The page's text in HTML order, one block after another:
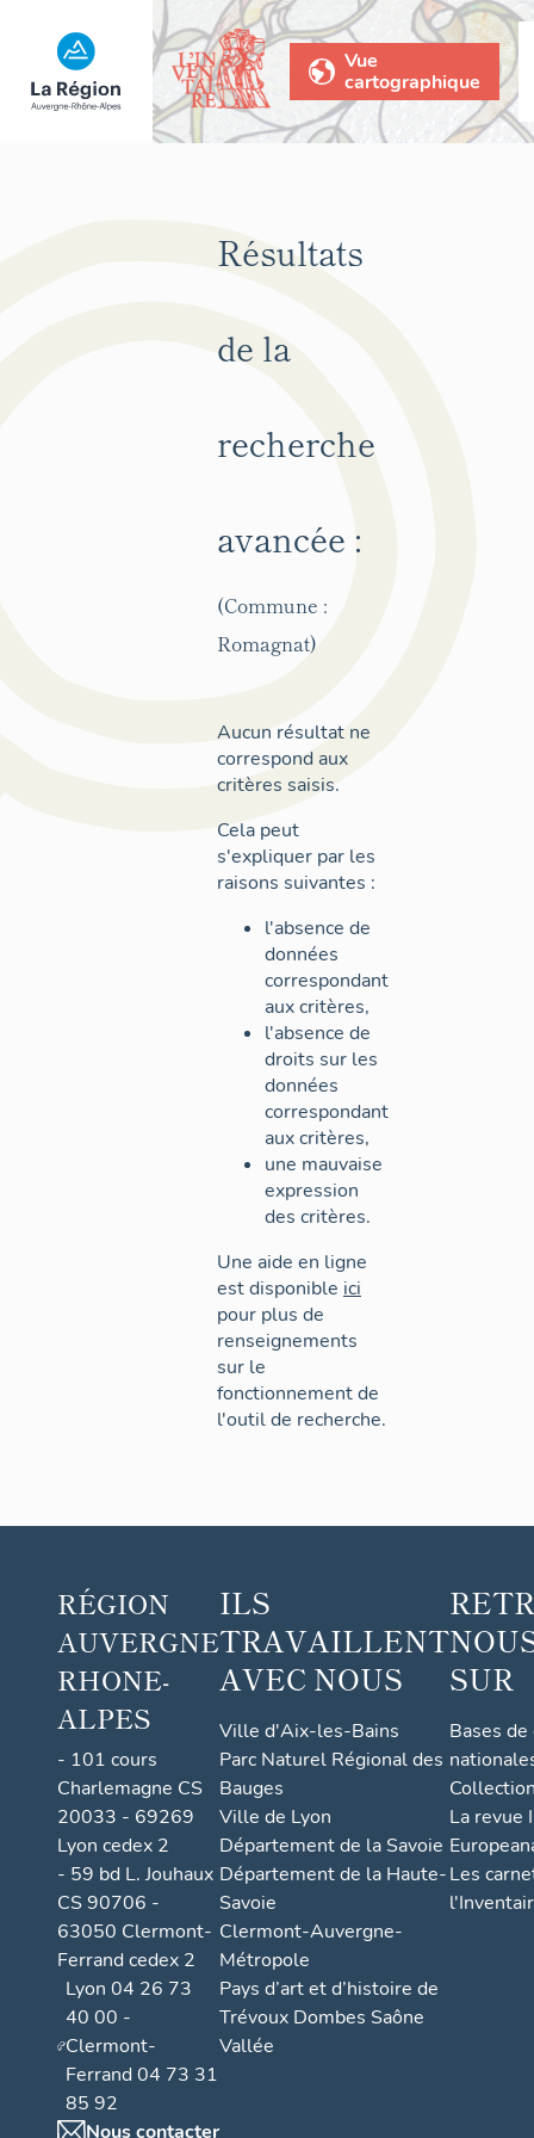
Vue
cartographique
Résultats
de la
recherche
avancée :
(Commune :
Romagnat)
Aucun résultat ne
correspond aux
critères saisis.
Cela peut
s'expliquer par les
raisons suivantes :
l'absence de
données
correspondant
aux critères,
l'absence de
droits sur les
données
correspondant
aux critères,
une mauvaise
expression
des critères.
Une aide en ligne
est disponible ici
pour plus de
renseignements
sur le
fonctionnement de
l'outil de recherche.
RÉGION
AUVERGNE
RHONE-
ALPES
- 101 cours
Charlemagne CS
20033 - 69269
Lyon cedex 2
- 59 bd L. Jouhaux
CS 90706 -
63050 Clermont-
Ferrand cedex 2
Lyon 04 26 73
40 00 -
Clermont-
Ferrand 04 73 31
85 92
Nous contacter
ILS
TRAVAILLENT
AVEC NOUS
Ville d'Aix-les-Bains
Parc Naturel Régional des
Bauges
Ville de Lyon
Département de la Savoie
Département de la Haute-
Savoie
Clermont-Auvergne-
Métropole
Pays d’art et d’histoire de
Trévoux Dombes Saône
Vallée
SUR
Bases
La revue
Les